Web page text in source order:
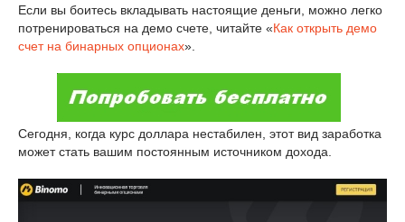
Если вы боитесь вкладывать настоящие деньги, можно легко
потренироваться на демо счете, читайте «Как открыть демо
счет на бинарных опционах».
Сегодня, когда курс доллара нестабилен, этот вид заработка
может стать вашим постоянным источником дохода.